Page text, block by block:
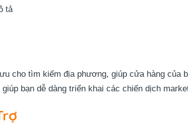
tả
cho tìm kiếm địa phương, giúp cửa hàng của
bạn dễ dàng triển khai các chiến dịch